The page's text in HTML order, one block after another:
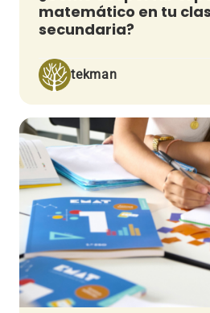
matemático en tu
secundaria?
tekman